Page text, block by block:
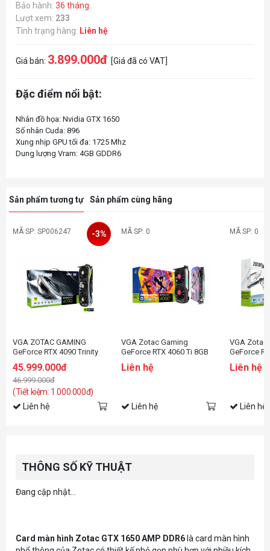
Bảo hành: 36 tháng
Lượt xem: 233
Tình trạng hàng: Liên hệ
Giá bán: 3.899.000đ [Giá đã có VAT]
Đặc điểm nổi bật:
Nhân đồ họa: Nvidia GTX 1650
Số nhân Cuda: 896
Xung nhịp GPU tối đa: 1725 Mhz
Sản phẩm tương tự Sản phẩm cùng hãng
MÃ SP: SP006247
VGA ZOTAC GAMING
GeForce RTX 4090 Trinity
45.999.000đ
46.999.000đ
(Tiết kiệm: 1.000.000đ)
-3%
Liên hệ
MÃ SP: 0
VGA Zotac Gaming
GeForce RTX 4060 Ti 8GB
MAN™: Across the Spider-
Liên hệ
Liên hệ
MÃ SP: 0
VGA Zotac
GeForce
Edition
Liên hệ
Liên hệ
THÔNG SỐ KỸ THUẬT
Đang cập nhật...
Card màn hình Zotac GTX 1650 AMP DDR6 là card màn hình